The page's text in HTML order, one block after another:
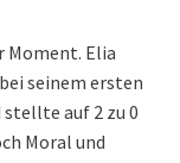
Elia
seinem ersten
auf 2 zu 0
Moral und